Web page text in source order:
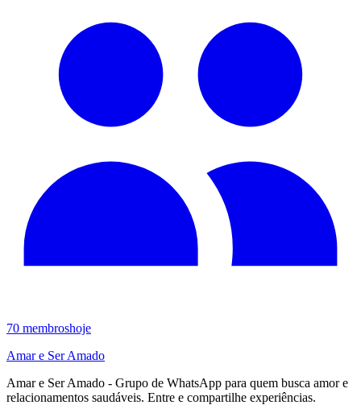
70 membroshoje
Amar e Ser Amado
Amar e Ser Amado - Grupo de WhatsApp para quem busca amor e
relacionamentos saudáveis. Entre e compartilhe experiências.